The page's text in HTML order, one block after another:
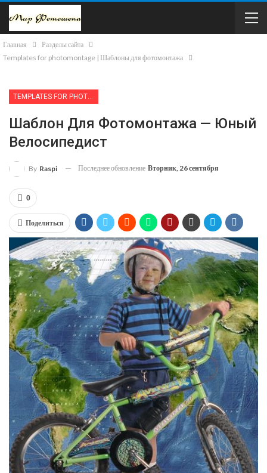
Главная
Разделы сайта
Templates for photomontage | Шаблоны для фотомонтажа
Шаблон Для Фотомонтажа — Юный
Велосипедист
By Raspi Последнее обновление Вторник, 26 сентября
0
Поделиться